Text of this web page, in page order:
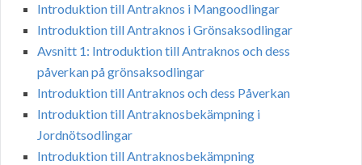
Introduktion till Antraknos i Mangoodlingar
Introduktion till Antraknos i Grönsaksodlingar
Avsnitt 1: Introduktion till Antraknos och dess
påverkan på grönsaksodlingar
Introduktion till Antraknos och dess Påverkan
Introduktion till Antraknosbekämpning i
Jordnötsodlingar
Introduktion till Antraknosbekämpning